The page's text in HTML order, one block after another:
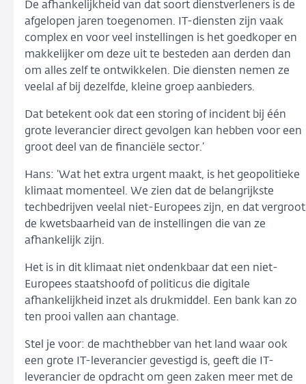
De afhankelijkheid van dat soort dienstverleners is de
afgelopen jaren toegenomen. IT-diensten zijn vaak
complex en voor veel instellingen is het goedkoper en
makkelijker om deze uit te besteden aan derden dan
om alles zelf te ontwikkelen. Die diensten nemen ze
veelal af bij dezelfde, kleine groep aanbieders.
Dat betekent ook dat een storing of incident bij één
grote leverancier direct gevolgen kan hebben voor een
groot deel van de financiële sector.’
Hans: ‘Wat het extra urgent maakt, is het geopolitieke
klimaat momenteel. We zien dat de belangrijkste
techbedrijven veelal niet-Europees zijn, en dat vergroot
de kwetsbaarheid van de instellingen die van ze
afhankelijk zijn.
Het is in dit klimaat niet ondenkbaar dat een niet-
Europees staatshoofd of politicus die digitale
afhankelijkheid inzet als drukmiddel. Een bank kan zo
ten prooi vallen aan chantage.
Stel je voor: de machthebber van het land waar ook
een grote IT-leverancier gevestigd is, geeft die IT-
leverancier de opdracht om geen zaken meer met de